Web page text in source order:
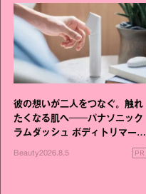
彼の想いが二人をつなぐ。触れ
たくなる肌へ──パナソニック
ラムダッシュ ボディトリマーが
Beauty2026.8.5 PR